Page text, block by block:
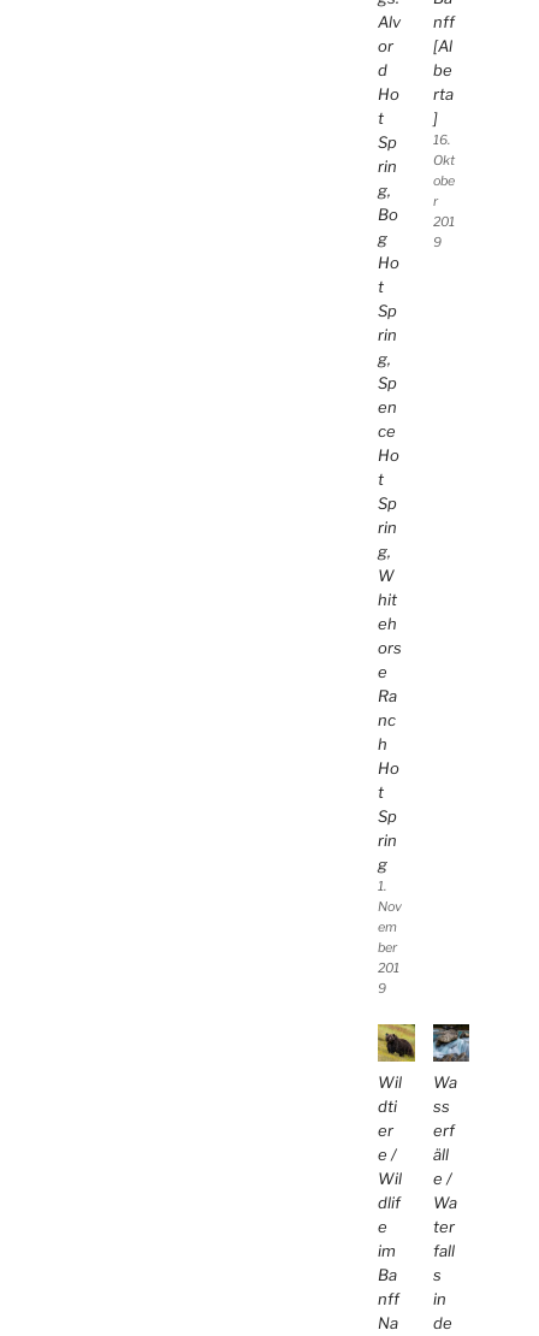
Alv
or
d
Ho
t
Sp
rin
g,
Bo
g
Ho
t
Sp
rin
g,
Sp
en
ce
Ho
t
Sp
rin
g,
W
hit
eh
ors
e
Ra
nc
h
Ho
t
Sp
rin
g
1.
Nov
em
ber
201
9
nff
[Al
be
rta
]
16.
Okt
obe
r
201
9
Wil
dti
er
e /
Wil
dlif
e
im
Ba
nff
Na
Wa
ss
erf
äll
e /
Wa
ter
fall
s
in
de